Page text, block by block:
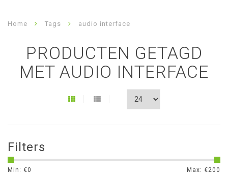
Home Tags audio interface
PRODUCTEN GETAGD
MET AUDIO INTERFACE
Filters
Min: €0 Max: €200